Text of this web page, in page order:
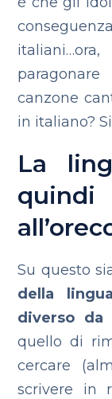
canzone
in italiano?
La
Su questo
della
diverso da
quello di
cercare
scrivere in